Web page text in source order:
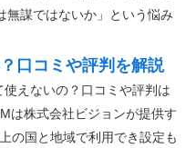
無謀ではないか」という悩み
口コミや評判を解説
使えないの？口コミや評判は
は株式会社ビジョンが提供す
の国と地域で利用でき設定も